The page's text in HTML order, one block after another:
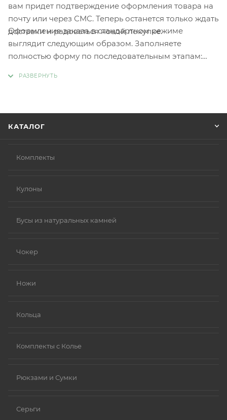
вам придет подтверждение оформления товара на
почту или через СМС. Теперь останется только ждать
доставки и радоваться новой покупке.
Оформление заказа в стандартном режиме
выглядит следующим образом. Заполняете
полностью форму по последовательным этапам:
КАТАЛОГ
Комплекты
Кулоны
Бусы из натуральных камней
Чокер
Ножи
Кольца
Комплекты с Колье
Рюкзами и Сумки
Серьги